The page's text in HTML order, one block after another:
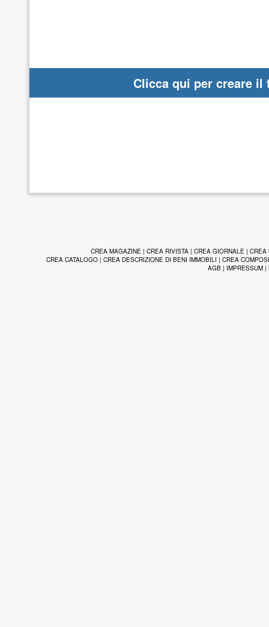
Clicca qui per creare
CREA MAGAZINE | CREA RIVISTA | CREA GIORNALE | CREA
CREA CATALOGO | CREA DESCRIZIONE DI BENI IMMOBILI | CREA
AGB | IMPRESSUM |